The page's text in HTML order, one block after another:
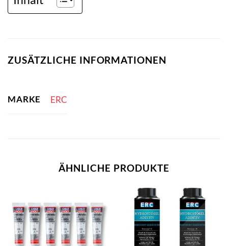
ZUSÄTZLICHE INFORMATIONEN
MARKE ERC
ÄHNLICHE PRODUKTE